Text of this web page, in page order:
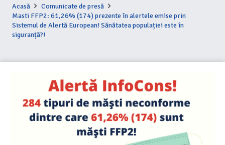
Acasă
Comunicate de presă
Masti FFP2: 61,26% (174) prezente în alertele emise prin
Sistemul de Alertă European! Sănătatea populației este în
siguranță?!